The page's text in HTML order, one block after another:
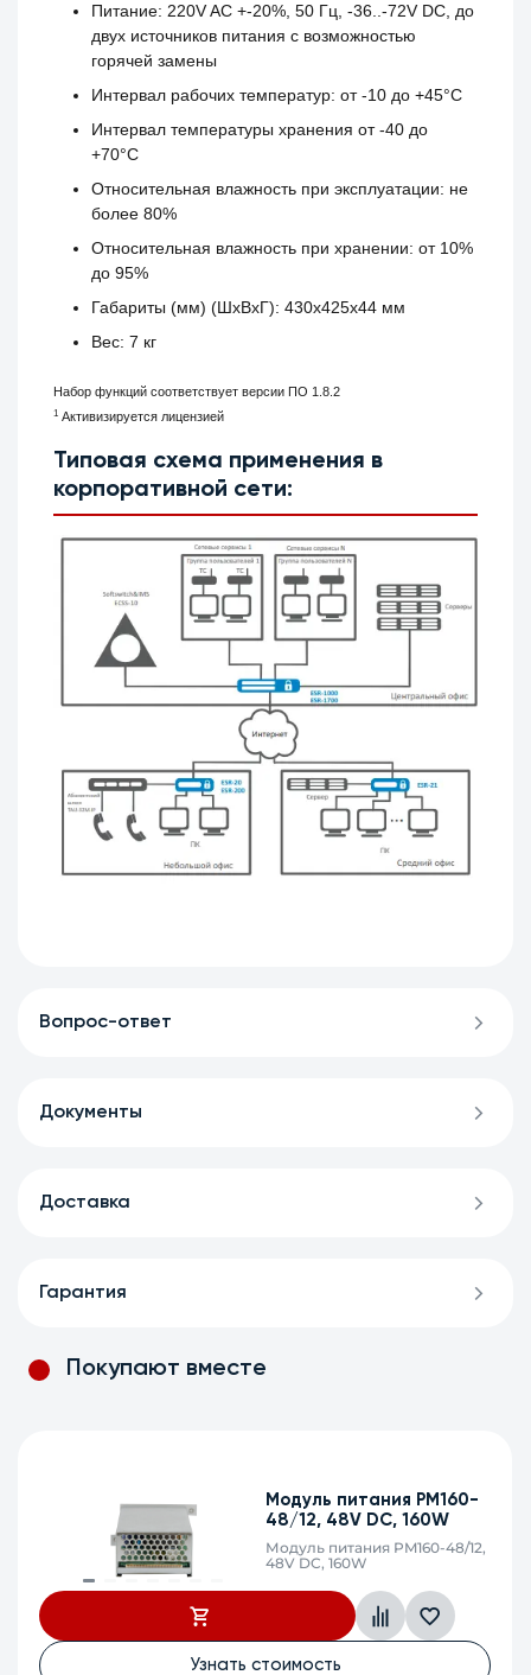
Питание: 220V AC +-20%, 50 Гц, -36..-72V DC, до
двух источников питания с возможностью
горячей замены
Интервал рабочих температур: от -10 до +45°С
Интервал температуры хранения от -40 до
+70°С
Относительная влажность при эксплуатации: не
более 80%
Относительная влажность при хранении: от 10%
до 95%
Габариты (мм) (ШхВхГ): 430х425х44 мм
Вес: 7 кг
Набор функций соответствует версии ПО 1.8.2
1 Активизируется лицензией
Типовая схема применения в
корпоративной сети:
Вопрос-ответ
Документы
Доставка
Гарантия
Покупают вместе
Модуль питания PM160-
48/12, 48V DC, 160W
Модуль питания PM160-48/12,
48V DC, 160W
Узнать стоимость